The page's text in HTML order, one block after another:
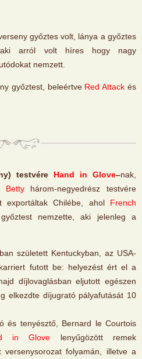
győztes volt, lánya a győztes
arról volt híres hogy nagy
nemzett.
győztest, beleértve Red Attack és
testvére Hand in Glove–nak,
Bettyhárom-negyedrész testvére
exportáltak Chilébe, ahol French
nemzette, aki jelenleg a
született Kentuckyban, az USA-
futott be: helyezést ért el a
díjlovaglásban eljutott egészen
elkezdte díjugrató pályafutását 10
és tenyésztő, Bernard le Courtois
in Glove lenyűgözött remek
folyamán, illetve a